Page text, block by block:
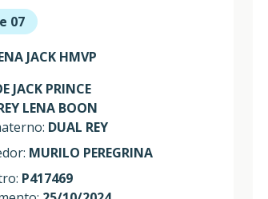
07
JACK HMVP
JACK PRINCE
LENA BOON
DUAL REY
MURILO PEREGRINA
P417469